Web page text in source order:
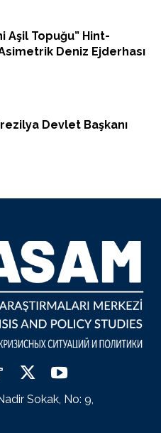
Aşil Topuğu” Hint-
Deniz Ejderhası
Devlet Başkanı
Sokak, No: 9,